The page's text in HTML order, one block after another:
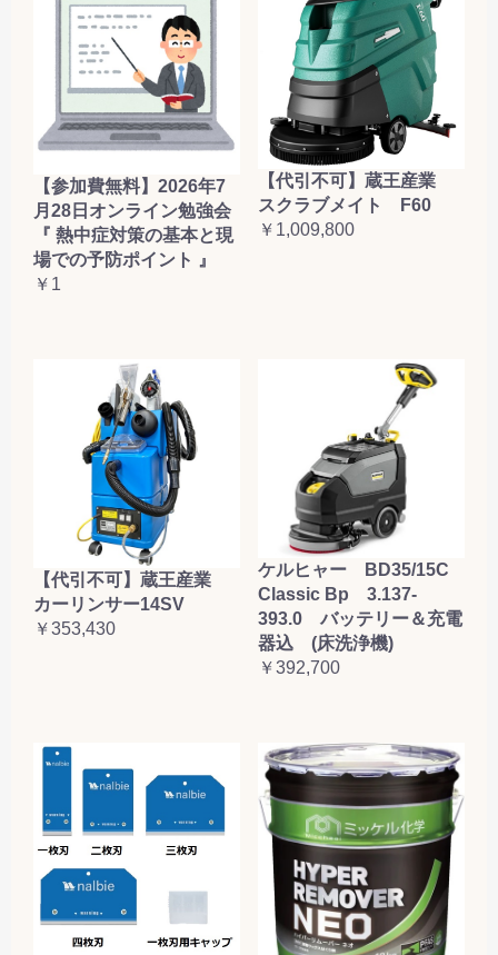
【参加費無料】2026年7
月28日オンライン勉強会
『 熱中症対策の基本と現
場での予防ポイント 』
￥1
【代引不可】蔵王産業
スクラブメイト F60
￥1,009,800
【代引不可】蔵王産業
カーリンサー14SV
￥353,430
ケルヒャー BD35/15C
Classic Bp 3.137-
393.0 バッテリー＆充電
器込 (床洗浄機)
￥392,700